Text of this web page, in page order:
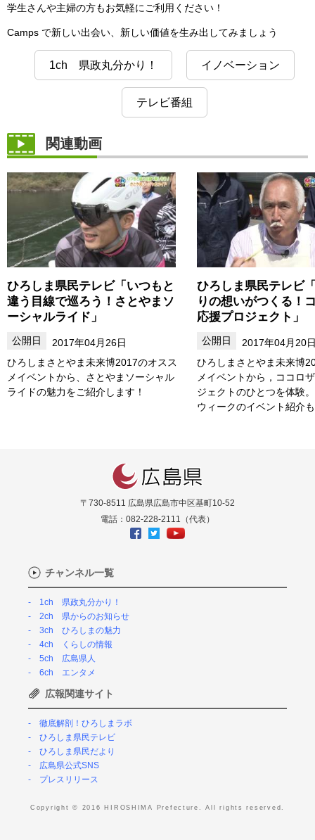
学生さんや主婦の方もお気軽にご利用ください！
Camps で新しい出会い、新しい価値を生み出してみましょう
1ch 県政丸分かり！ イノベーション
テレビ番組
関連動画
ひろしま県民テレビ「いつもと
違う目線で巡ろう！さとやまソ
ーシャルライド」
2017年04月26日
ひろしまさとやま未来博2017のオスス
メイベントから、さとやまソーシャル
ライドの魅力をご紹介します！
ひろしま県民テレビ
りの想いがつくる！
応援プロジェクト」
2017年04月20
ひろしまさとやま未来博
メイベントから，ココロ
ジェクトのひとつを体験
ウィークのイベント紹介
〒730-8511 広島県広島市中区基町10-52
電話：082-228-2111（代表）
チャンネル一覧
1ch 県政丸分かり！
2ch 県からのお知らせ
3ch ひろしまの魅力
4ch くらしの情報
5ch 広島県人
6ch エンタメ
広報関連サイト
徹底解剖！ひろしまラボ
ひろしま県民テレビ
ひろしま県民だより
広島県公式SNS
プレスリリース
Copyright © 2016 HIROSHIMA Prefecture. All rights reserved.